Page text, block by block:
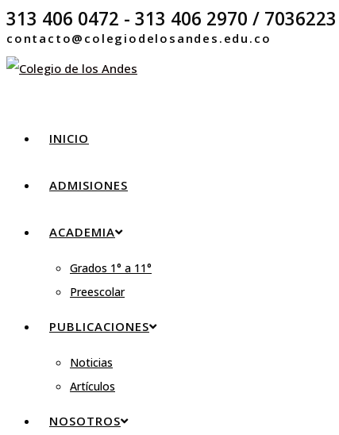
313 406 0472 - 313 406 2970 /
contacto@colegiodelosandes.edu.co
INICIO
ADMISIONES
ACADEMIA
Grados 1° a 11°
Preescolar
PUBLICACIONES
Noticias
Artículos
NOSOTROS